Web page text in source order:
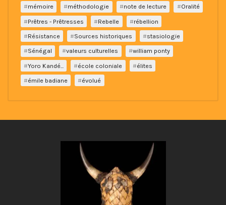
mémoire
méthodologie note de lecture
Oralité
Prêtres - Prêtresses
Rebelle
rébellion
Résistance
Sources historiques
stasiologie
Sénégal
valeurs culturelles
william ponty
Yoro Kandé...
école coloniale
élites
émile badiane
évolué